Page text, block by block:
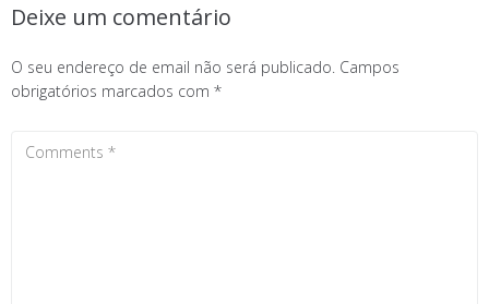
Deixe um comentário
O seu endereço de email não será publicado. Campos
obrigatórios marcados com *